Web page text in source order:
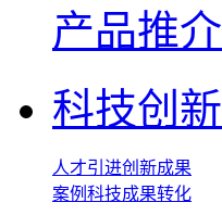
产品推介
科技创新
人才引进创新成果
案例 科技成果转化